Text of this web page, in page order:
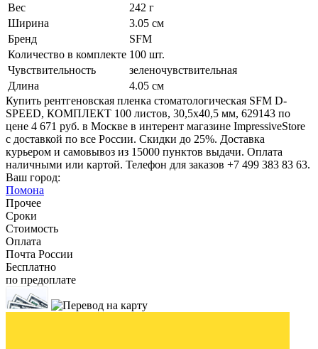
Вес
242 г
Ширина
3.05 см
Бренд
SFM
Количество в комплекте 100 шт.
Чувствительность
зеленочувствительная
Длина
4.05 см
Купить рентгеновская пленка стоматологическая SFM D-
SPEED, КОМПЛЕКТ 100 листов, 30,5х40,5 мм, 629143 по
цене 4 671 руб. в Москве в интерент магазине ImpressiveStore
с доставкой по все России. Скидки до 25%. Доставка
курьером и самовывоз из 15000 пунктов выдачи. Оплата
наличными или картой. Телефон для заказов +7 499 383 83 63.
Ваш город:
Помона
Прочее
Сроки
Стоимость
Оплата
Почта России
Бесплатно
по предоплате